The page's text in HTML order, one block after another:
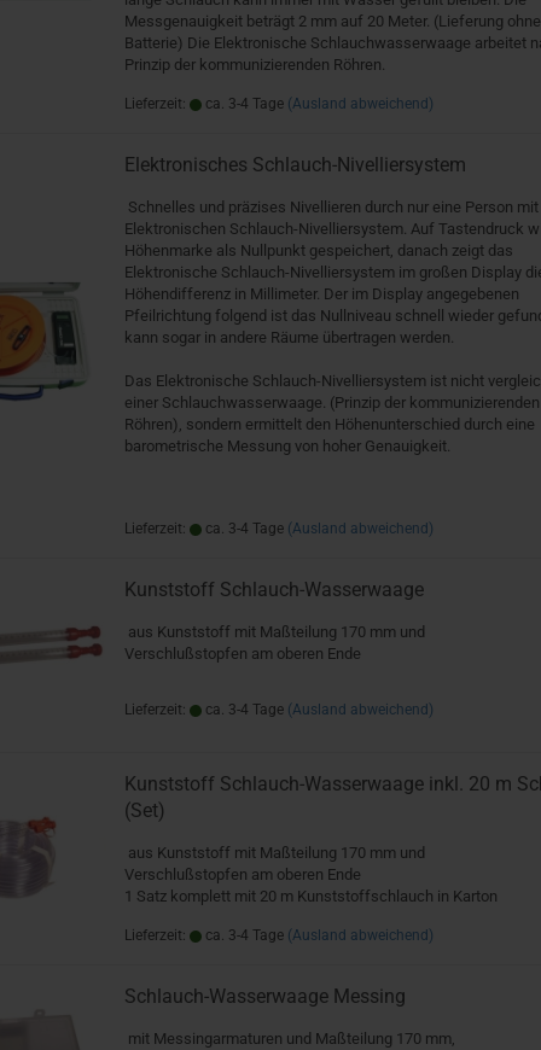
Messgenauigkeit beträgt 2 mm auf 20 Meter. (Lieferung ohne
Batterie) Die Elektronische Schlauchwasserwaage arbeitet
Prinzip der kommunizierenden Röhren.
Lieferzeit: ca. 3-4 Tage (Ausland abweichend)
Elektronisches Schlauch-Nivelliersystem
Schnelles und präzises Nivellieren durch nur eine Person
Elektronischen Schlauch-Nivelliersystem. Auf Tastendruck
Höhenmarke als Nullpunkt gespeichert, danach zeigt das
Elektronische Schlauch-Nivelliersystem im großen Display
Höhendifferenz in Millimeter. Der im Display angegebenen
Pfeilrichtung folgend ist das Nullniveau schnell wieder
kann sogar in andere Räume übertragen werden.
Das Elektronische Schlauch-Nivelliersystem ist nicht
einer Schlauchwasserwaage. (Prinzip der kommunizierenden
Röhren), sondern ermittelt den Höhenunterschied durch eine
barometrische Messung von hoher Genauigkeit.
Lieferzeit: ca. 3-4 Tage (Ausland abweichend)
Kunststoff Schlauch-Wasserwaage
aus Kunststoff mit Maßteilung 170 mm und
Verschlußstopfen am oberen Ende
Lieferzeit: ca. 3-4 Tage (Ausland abweichend)
Kunststoff Schlauch-Wasserwaage inkl. 20 m
(Set)
aus Kunststoff mit Maßteilung 170 mm und
Verschlußstopfen am oberen Ende
1 Satz komplett mit 20 m Kunststoffschlauch in Karton
Lieferzeit: ca. 3-4 Tage (Ausland abweichend)
Schlauch-Wasserwaage Messing
mit Messingarmaturen und Maßteilung 170 mm,